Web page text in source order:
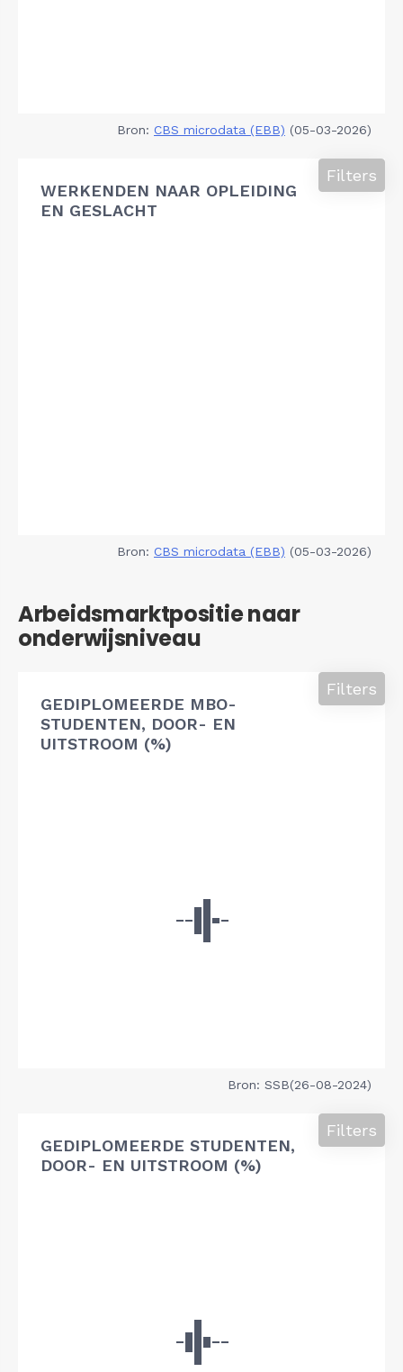
Bron: CBS microdata (EBB) (05-03-2026)
WERKENDEN NAAR OPLEIDING
EN GESLACHT
Filters
Bron: CBS microdata (EBB) (05-03-2026)
Arbeidsmarktpositie naar
onderwijsniveau
GEDIPLOMEERDE MBO-
STUDENTEN, DOOR- EN
UITSTROOM (%)
Filters
Bron: SSB(26-08-2024)
GEDIPLOMEERDE STUDENTEN,
DOOR- EN UITSTROOM (%)
Filters